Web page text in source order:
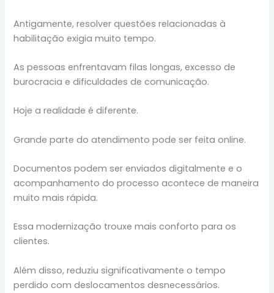
Antigamente, resolver questões relacionadas à
habilitação exigia muito tempo.
As pessoas enfrentavam filas longas, excesso de
burocracia e dificuldades de comunicação.
Hoje a realidade é diferente.
Grande parte do atendimento pode ser feita online.
Documentos podem ser enviados digitalmente e o
acompanhamento do processo acontece de maneira
muito mais rápida.
Essa modernização trouxe mais conforto para os
clientes.
Além disso, reduziu significativamente o tempo
perdido com deslocamentos desnecessários.